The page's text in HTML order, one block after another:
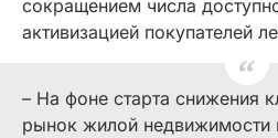
сокращением числа
активизацией покупателей
– На фоне старта снижения
рынок жилой недвижимости